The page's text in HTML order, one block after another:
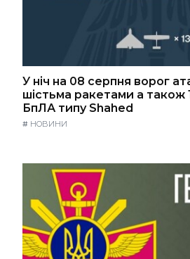
У ніч на 08 серпня ворог
шістьма ракетами а також
БпЛА типу Shahed
# НОВИНИ